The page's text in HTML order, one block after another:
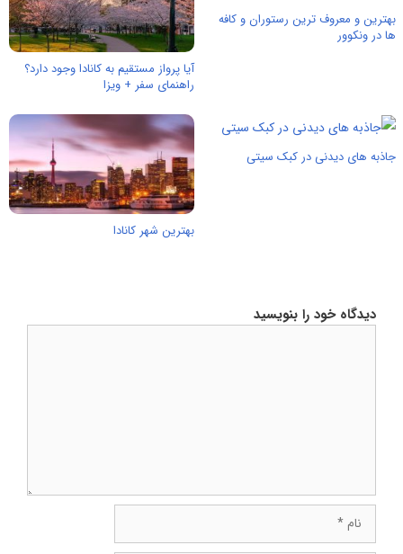
بهترین و معروف ترین رستوران و کافه
ها در ونکوور
آیا پرواز مستقیم به کانادا وجود دارد؟
راهنمای سفر + ویزا
جاذبه های دیدنی در کبک سیتی
بهترین شهر کانادا
دیدگاه خود را بنویسید